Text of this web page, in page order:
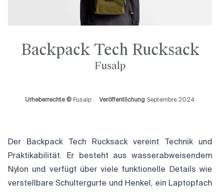
Backpack Tech Rucksack
Fusalp
Urheberrechte © Fusalp Veröffentlichung Septembre 2024
Der Backpack Tech Rucksack vereint Technik und
Praktikabilität. Er besteht aus wasserabweisendem
Nylon und verfügt über viele funktionelle Details wie
verstellbare Schultergurte und Henkel, ein Laptopfach